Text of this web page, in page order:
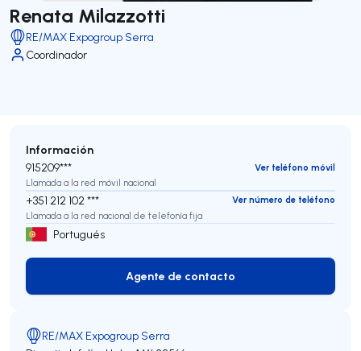
Renata Milazzotti
RE/MAX Expogroup Serra
Coordinador
Información
915209***
Ver teléfono móvil
Llamada a la red móvil nacional
+351 212 102 ***
Ver número de teléfono
Llamada a la red nacional de telefonía fija
Portugués
Agente de contacto
Agente de contacto
RE/MAX Expogroup Serra